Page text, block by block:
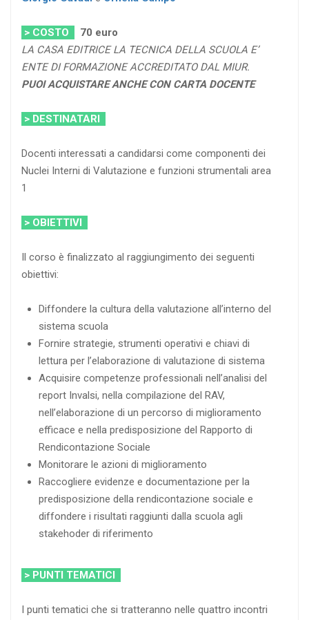
> COSTO 70 euro
LA CASA EDITRICE LA TECNICA DELLA SCUOLA E’
ENTE DI FORMAZIONE ACCREDITATO DAL MIUR.
PUOI ACQUISTARE ANCHE CON CARTA DOCENTE
> DESTINATARI
Docenti interessati a candidarsi come componenti dei
Nuclei Interni di Valutazione e funzioni strumentali area
1
> OBIETTIVI
Il corso è finalizzato al raggiungimento dei seguenti
obiettivi:
Diffondere la cultura della valutazione all’interno del
sistema scuola
Fornire strategie, strumenti operativi e chiavi di
lettura per l’elaborazione di valutazione di sistema
Acquisire competenze professionali nell’analisi del
report Invalsi, nella compilazione del RAV,
nell’elaborazione di un percorso di miglioramento
efficace e nella predisposizione del Rapporto di
Rendicontazione Sociale
Monitorare le azioni di miglioramento
Raccogliere evidenze e documentazione per la
predisposizione della rendicontazione sociale e
diffondere i risultati raggiunti dalla scuola agli
stakehoder di riferimento
> PUNTI TEMATICI
I punti tematici che si tratteranno nelle quattro incontri